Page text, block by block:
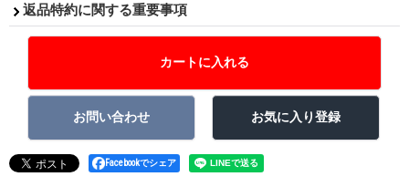
返品特約に関する重要事項
Facebookでシェア